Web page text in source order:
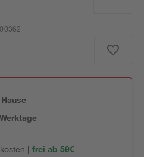
| frei ab 59€